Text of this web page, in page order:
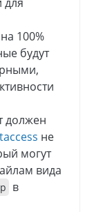
100%
будут
должен
не
могут
вида
в